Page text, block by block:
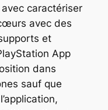
caractériser
avec des
et
App
dans
sauf que